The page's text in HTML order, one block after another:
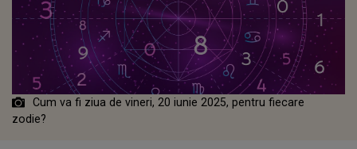
Cum va fi ziua de vineri, 20 iunie 2025, pentru fiecare
zodie?